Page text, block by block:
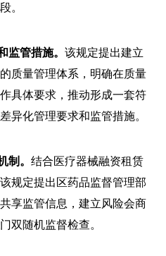
。
监管措施。 该规定提出建立
质量管理体系，明确在质量
具体要求，推动形成一套符
异化管理要求和监管措施。
制。 结合医疗器械融资租赁
规定提出区药品监督管理部
享监管信息，建立风险会商
双随机监督检查。